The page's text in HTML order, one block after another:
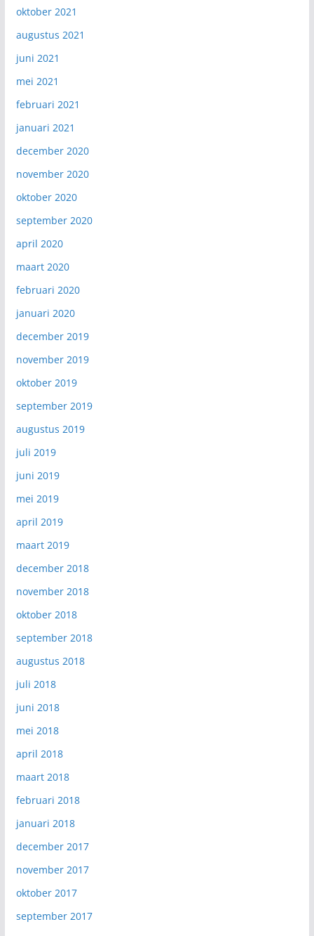
oktober 2021
augustus 2021
juni 2021
mei 2021
februari 2021
januari 2021
december 2020
november 2020
oktober 2020
september 2020
april 2020
maart 2020
februari 2020
januari 2020
december 2019
november 2019
oktober 2019
september 2019
augustus 2019
juli 2019
juni 2019
mei 2019
april 2019
maart 2019
december 2018
november 2018
oktober 2018
september 2018
augustus 2018
juli 2018
juni 2018
mei 2018
april 2018
maart 2018
februari 2018
januari 2018
december 2017
november 2017
oktober 2017
september 2017